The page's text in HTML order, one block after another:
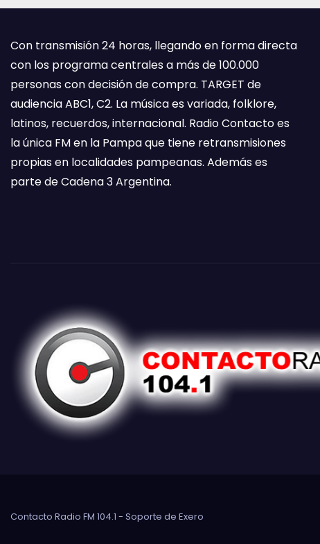
Con transmisión 24 horas, llegando en forma directa
con los programa centrales a más de 100.000
personas con decisión de compra. TARGET de
audiencia ABC1, C2. La música es variada, folklore,
latinos, recuerdos, internacional. Radio Contacto es
la única FM en la Pampa que tiene retransmisiones
propias en localidades pampeanas. Además es
parte de Cadena 3 Argentina.
Contacto Radio FM 104.1 - Soporte de Exero